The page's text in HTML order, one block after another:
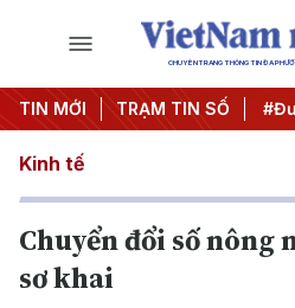
CHUYÊN TRANG THÔNG TIN ĐA
TIN MỚI TRẠM TIN SỐ
ương 3 #APEC 2027
Kinh tế
Chuyển đổi số nông
sơ khai